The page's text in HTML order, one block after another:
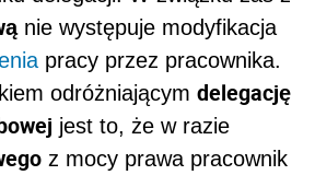
nie występuje modyfikacja
pracy przez pracownika.
odróżniającym delegację
jest to, że w razie
z mocy prawa pracownik